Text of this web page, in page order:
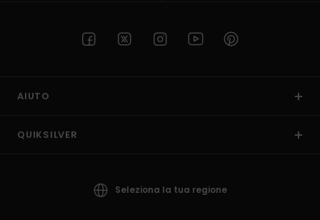
AIUTO
QUIKSILVER
Seleziona la tua regione